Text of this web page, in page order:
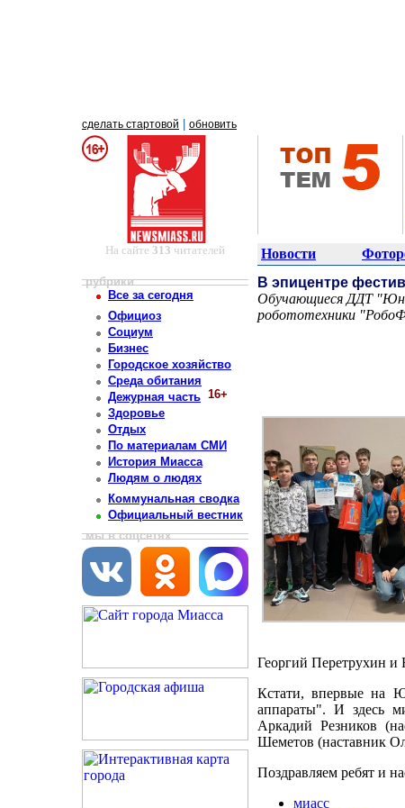
сделать стартовой обновить
На сайте 313 читателей Новости
рубрики
Все за сегодня
Официоз
Социум
Бизнес
Городское хозяйство
Среда обитания
Дежурная часть 16+
Здоровье
Отдых
По материалам СМИ
История Миасса
Людям о людях
Коммунальная сводка
Официальный вестник
мы в соцсетях
В эпицентре
Обучающиеся ДДТ
робототехники
Георгий Перетрухин и
Кстати, впервые на
аппараты". И здесь
Аркадий Резников
Шеметов (наставник
Поздравляем ребят и
миасс